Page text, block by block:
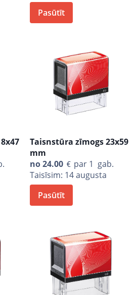
Pasūtīt
Taisnstūra zīmogs 23x59
mm
no24.00
par 1 gab.
Taisīsim: 14 augusta
Pasūtīt